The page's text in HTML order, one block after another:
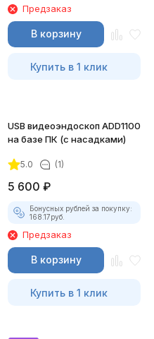
Предзаказ
В корзину
Купить в 1 клик
USB видеоэндоскоп ADD1100
на базе ПК (с насадками)
5.0 (1)
5 600 ₽
Бонусных рублей за покупку:
168.17руб.
Предзаказ
В корзину
Купить в 1 клик